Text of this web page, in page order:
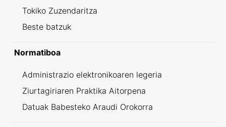
Tokiko Zuzendaritza
Beste batzuk
Normatiboa
Administrazio elektronikoaren legeria
Ziurtagiriaren Praktika Aitorpena
Datuak Babesteko Araudi Orokorra